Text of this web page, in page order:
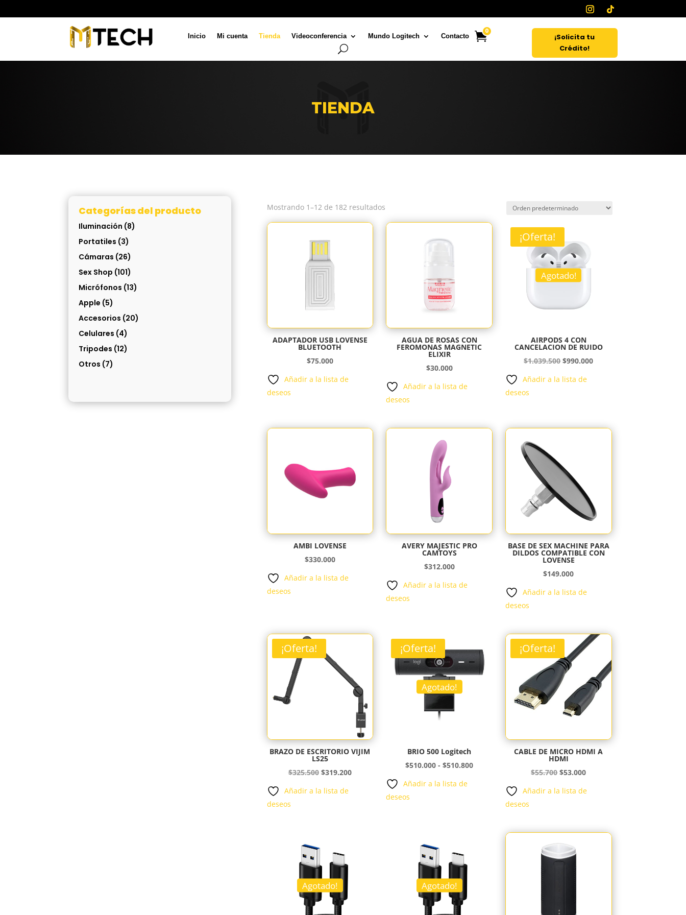
Inicio Mi cuenta Tienda Videoconferencia Mundo Logitech Contacto
0
¡Solicita tu
Crédito!
TIENDA
Categorías del producto
Iluminación (8)
Portatiles (3)
Cámaras (26)
Sex Shop (101)
Micrófonos (13)
Apple (5)
Accesorios (20)
Celulares (4)
Tripodes (12)
Otros (7)
Mostrando 1–12 de 182 resultados
ADAPTADOR USB LOVENSE
BLUETOOTH
$75.000
Añadir a la lista de
deseos
AGUA DE ROSAS CON
FEROMONAS MAGNETIC
ELIXIR
$30.000
Añadir a la lista de
deseos
¡Oferta!
Agotado!
AIRPODS 4 CON
CANCELACION DE RUIDO
$1.039.500El
$990.000El
Añadir a la lista de
deseos
AMBI LOVENSE
$330.000
Añadir a la lista de
deseos
AVERY MAJESTIC PRO
CAMTOYS
$312.000
Añadir a la lista de
deseos
BASE DE SEX MACHINE PARA
DILDOS COMPATIBLE CON
LOVENSE
$149.000
Añadir a la lista de
deseos
¡Oferta!
BRAZO DE ESCRITORIO VIJIM
LS25
$325.500 El
$319.200El
Añadir a la lista de
deseos
¡Oferta!
Agotado!
BRIO 500 Logitech
$510.000 - $510.800Rango
Añadir a la lista de
deseos
¡Oferta!
CABLE DE MICRO HDMI A
HDMI
$55.700El
$53.000El
Añadir a la lista de
deseos
Agotado! Agotado!